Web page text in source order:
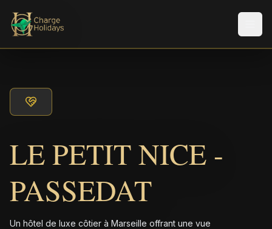
LE PETIT NICE -
PASSEDAT
Un hôtel de luxe côtier à Marseille offrant une vue